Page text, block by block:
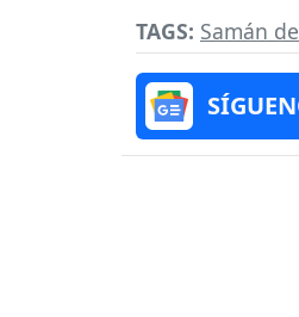
TAGS: Samán